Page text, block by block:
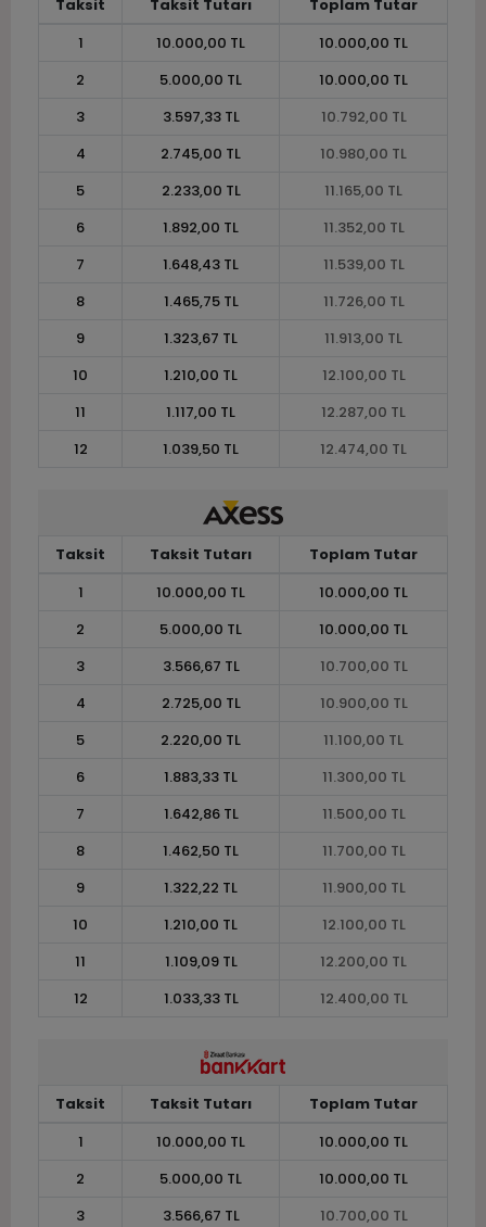
Taksit Taksit Tutarı
Toplam Tutar
1
10.000,00 TL
10.000,00 TL
2
5.000,00 TL
10.000,00 TL
3
3.597,33 TL
10.792,00 TL
4
2.745,00 TL
10.980,00 TL
5
2.233,00 TL
11.165,00 TL
6
1.892,00 TL
11.352,00 TL
7
1.648,43 TL
11.539,00 TL
8
1.465,75 TL
11.726,00 TL
9
1.323,67 TL
11.913,00 TL
10
1.210,00 TL
12.100,00 TL
11
1.117,00 TL
12.287,00 TL
12
1.039,50 TL 12.474,00 TL
Taksit Taksit Tutarı
Toplam Tutar
1
10.000,00 TL
10.000,00 TL
2
5.000,00 TL
10.000,00 TL
3
3.566,67 TL
10.700,00 TL
4
2.725,00 TL
10.900,00 TL
5
2.220,00 TL
11.100,00 TL
6
1.883,33 TL
11.300,00 TL
7
1.642,86 TL
11.500,00 TL
8
1.462,50 TL
11.700,00 TL
9
1.322,22 TL
11.900,00 TL
10
1.210,00 TL
12.100,00 TL
11
1.109,09 TL
12.200,00 TL
12
1.033,33 TL 12.400,00 TL
Taksit Taksit Tutarı
Toplam Tutar
1
10.000,00 TL
10.000,00 TL
2
5.000,00 TL
10.000,00 TL
3
3.566,67 TL
10.700,00 TL